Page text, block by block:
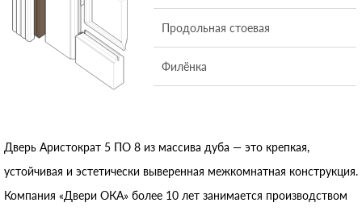
Продольная стоевая
Филёнка
Дверь Аристократ 5 ПО 8 из массива дуба — это крепкая,
устойчивая и эстетически выверенная межкомнатная конструкция.
Компания «Двери ОКА» более 10 лет занимается производством